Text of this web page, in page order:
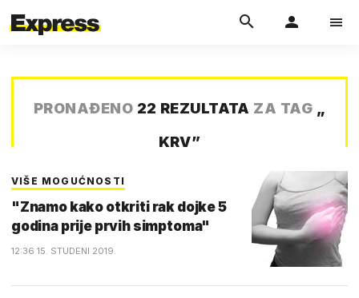
PRONAĐENO 22 REZULTATA ZA TAG „
KRV”
VIŠE MOGUĆNOSTI
"Znamo kako otkriti rak dojke 5
godina prije prvih simptoma"
12:36 15. STUDENI 2019.